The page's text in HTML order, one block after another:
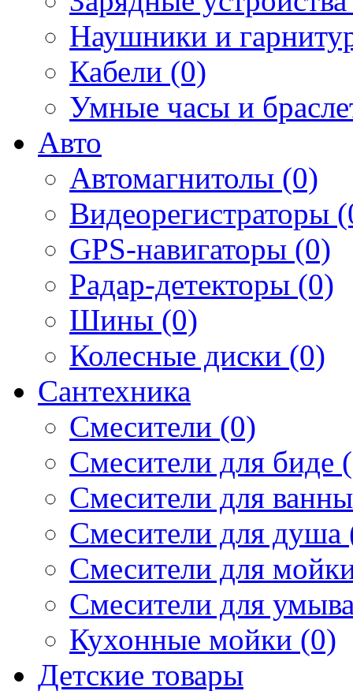
Наушники и
Кабели (0)
Умные часы и
Авто
Автомагнитолы (0)
Видеорегистраторы
GPS-навигаторы (0)
Радар-детекторы (0)
Шины (0)
Колесные диски (0)
Сантехника
Смесители (0)
Смесители для биде
Смесители для
Смесители для душа
Смесители для
Смесители для
Кухонные мойки (0)
Детские товары